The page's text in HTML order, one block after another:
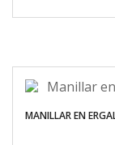
MANILLAR EN